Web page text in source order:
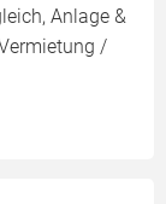
Anlage &
/